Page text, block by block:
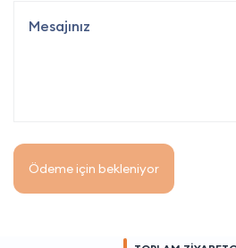
Ödeme için bekleniyor